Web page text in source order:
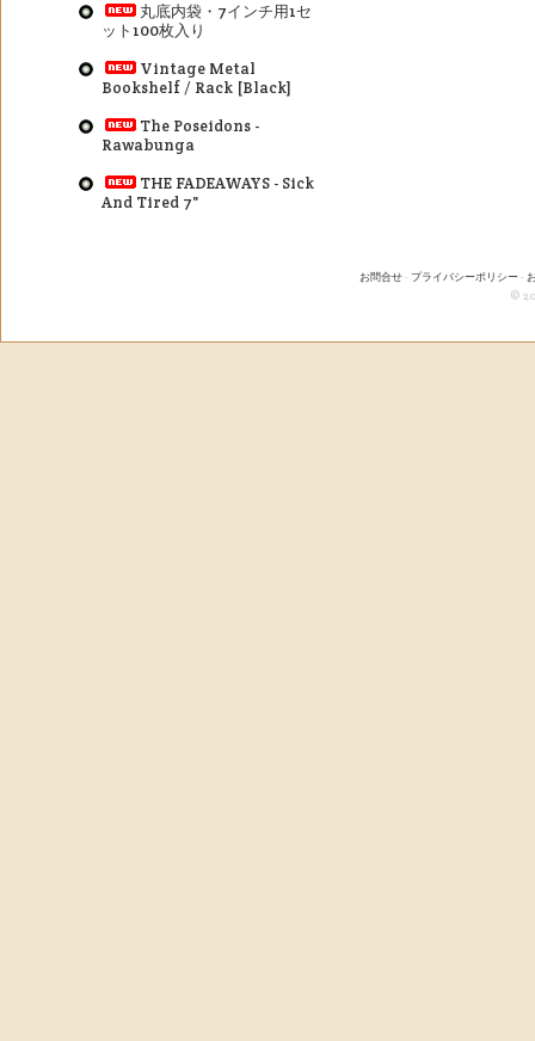
丸底内袋・7インチ用1セ
ット100枚入り
Vintage Metal
Bookshelf / Rack [Black]
The Poseidons -
Rawabunga
THE FADEAWAYS - Sick
And Tired 7"
お問合せ- プライバシーポリシー-
©